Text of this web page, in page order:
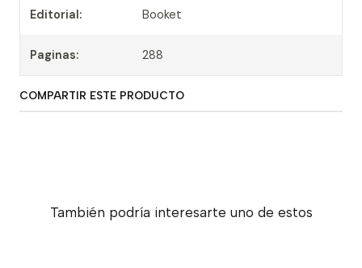
Editorial: Booket
Paginas: 288
COMPARTIR ESTE PRODUCTO
También podría interesarte uno de estos